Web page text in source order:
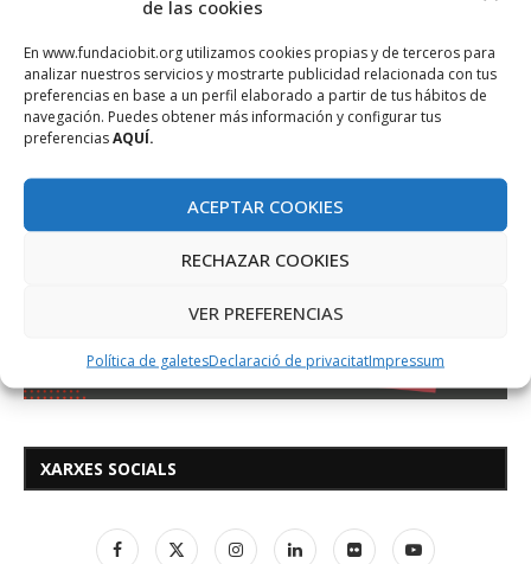
de las cookies
En www.fundaciobit.org utilizamos cookies propias y de terceros para
analizar nuestros servicios y mostrarte publicidad relacionada con tus
preferencias en base a un perfil elaborado a partir de tus hábitos de
navegación. Puedes obtener más información y configurar tus
preferenciasAQUÍ.
ACEPTAR COOKIES
RECHAZAR COOKIES
VER PREFERENCIAS
Política de galetesDeclaració de privacitatImpressum
XARXES SOCIALS